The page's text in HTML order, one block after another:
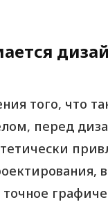
того, что
перед
точное